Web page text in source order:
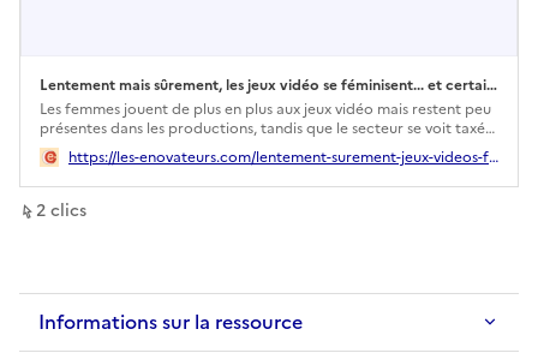
Lentement mais sûrement, les jeux vidéo se féminisent... et certains ont du mal à s'y faire
Ouverture dans un nouvel onglet
Les femmes jouent de plus en plus aux jeux vidéo mais restent peu
présentes dans les productions, tandis que le secteur se voit taxé
de "woke" par certains.
https://les-enovateurs.com/lentement-surement-jeux-videos-feminisent-certains-ont-du-mal?mtm_kwd=bss
2clics
sur ce lien
Informations sur la ressource